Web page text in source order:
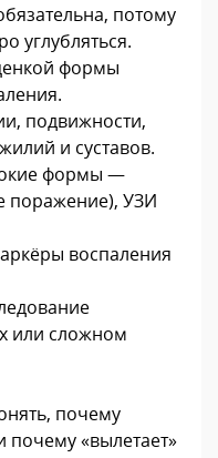
потому
углубляться.
формы
подвижности,
и суставов.
формы —
поражение), УЗИ
воспаления
или сложном
почему
почему «вылетает»